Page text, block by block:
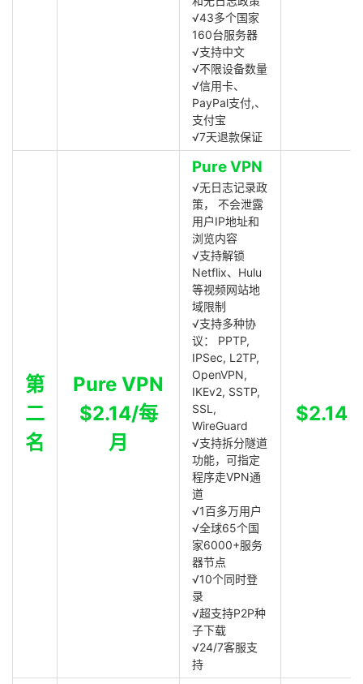
√43多个国家
160台服务器
√支持中文
√不限设备数量
√信用卡、
PayPal支付,、
支付宝
√7天退款保证
第
二
名
Pure VPN
$2.14/每
月
Pure VPN
√无日志记录政
策， 不会泄露
用户IP地址和
浏览内容
√支持解锁
Netflix、Hulu
等视频网站地
域限制
√支持多种协
议： PPTP,
IPSec, L2TP,
OpenVPN,
IKEv2, SSTP,
SSL,
WireGuard
√支持拆分隧道
功能，可指定
程序走VPN通
道
√1百多万用户
√全球65个国
家6000+服务
器节点
√10个同时登
录
√超支持P2P种
子下载
√24/7客服支
持
$2.14